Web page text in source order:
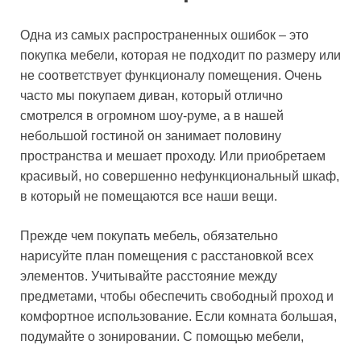
Одна из самых распространенных ошибок – это
покупка мебели, которая не подходит по размеру или
не соответствует функционалу помещения. Очень
часто мы покупаем диван, который отлично
смотрелся в огромном шоу-руме, а в нашей
небольшой гостиной он занимает половину
пространства и мешает проходу. Или приобретаем
красивый, но совершенно нефункциональный шкаф,
в который не помещаются все наши вещи.
Прежде чем покупать мебель, обязательно
нарисуйте план помещения с расстановкой всех
элементов. Учитывайте расстояние между
предметами, чтобы обеспечить свободный проход и
комфортное использование. Если комната большая,
подумайте о зонировании. С помощью мебели,